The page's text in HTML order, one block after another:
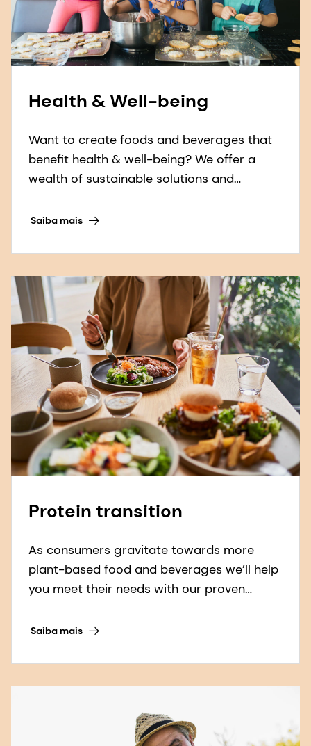
Health & Well-being
Want to create foods and beverages that
benefit health & well-being? We offer a
wealth of sustainable solutions and
Saiba mais
Protein transition
As consumers gravitate towards more
plant-based food and beverages we’ll help
you meet their needs with our proven
Saiba mais